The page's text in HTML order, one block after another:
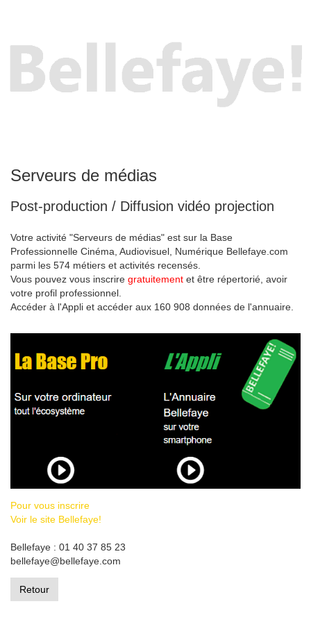
Serveurs de médias
Post-production / Diffusion vidéo projection
Votre activité "Serveurs de médias" est sur la Base
Professionnelle Cinéma, Audiovisuel, Numérique Bellefaye.com
parmi les 574 métiers et activités recensés.
Vous pouvez vous inscrire gratuitement et être répertorié, avoir
votre profil professionnel.
Accéder à l'Appli et accéder aux 160 908 données de l'annuaire.
Pour vous inscrire
Voir le site Bellefaye!
Bellefaye : 01 40 37 85 23
bellefaye@bellefaye.com
Retour